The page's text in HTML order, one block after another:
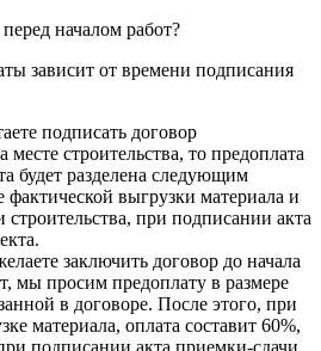
началом работ?
зависит от времени подписания
подписать договор
месте строительства, то предоплата
будет разделена следующим
фактической выгрузки материала и
при подписании акта
заключить договор до начала
мы просим предоплату в размере
в договоре. После этого, при
материала, оплата составит 60%,
подписании акта приемки-сдачи